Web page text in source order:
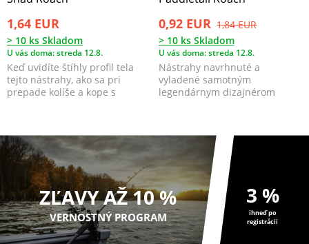
1,64 EUR
> 10 ks Skladom
U vás doma: streda 12.8.
Keď uvidíte štíhly profil tela
tejto nástrahy, ako sa pri
prepade kolíše a kope s
0,92 EUR 1,84 EUR
> 10 ks Skladom
U vás doma: streda 12.8.
Nástrahy navrhnuté a
vyladené samotným
legendárnym dizajnérom
ZĽAVY AŽ 10 %
VERNOSTNÝ PROGRAM
3 %
ihneď po
registrácii